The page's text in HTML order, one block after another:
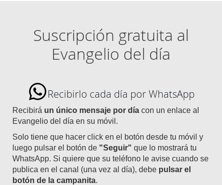
Suscripción gratuita al
Evangelio del día
Recibirlo cada día por WhatsApp
Recibirá un único mensaje por día con un enlace al
Evangelio del día en su móvil.
Solo tiene que hacer click en el botón desde tu móvil y
luego pulsar el botón de "Seguir" que lo mostrará tu
WhatsApp. Si quiere que su teléfono le avise cuando se
publica en el canal (una vez al día), debe pulsar el
botón de la campanita.